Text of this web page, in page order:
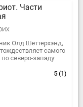
Части
Олд Шеттерхэнд,
самого
северо-западу
Вместе со...
5 (1)